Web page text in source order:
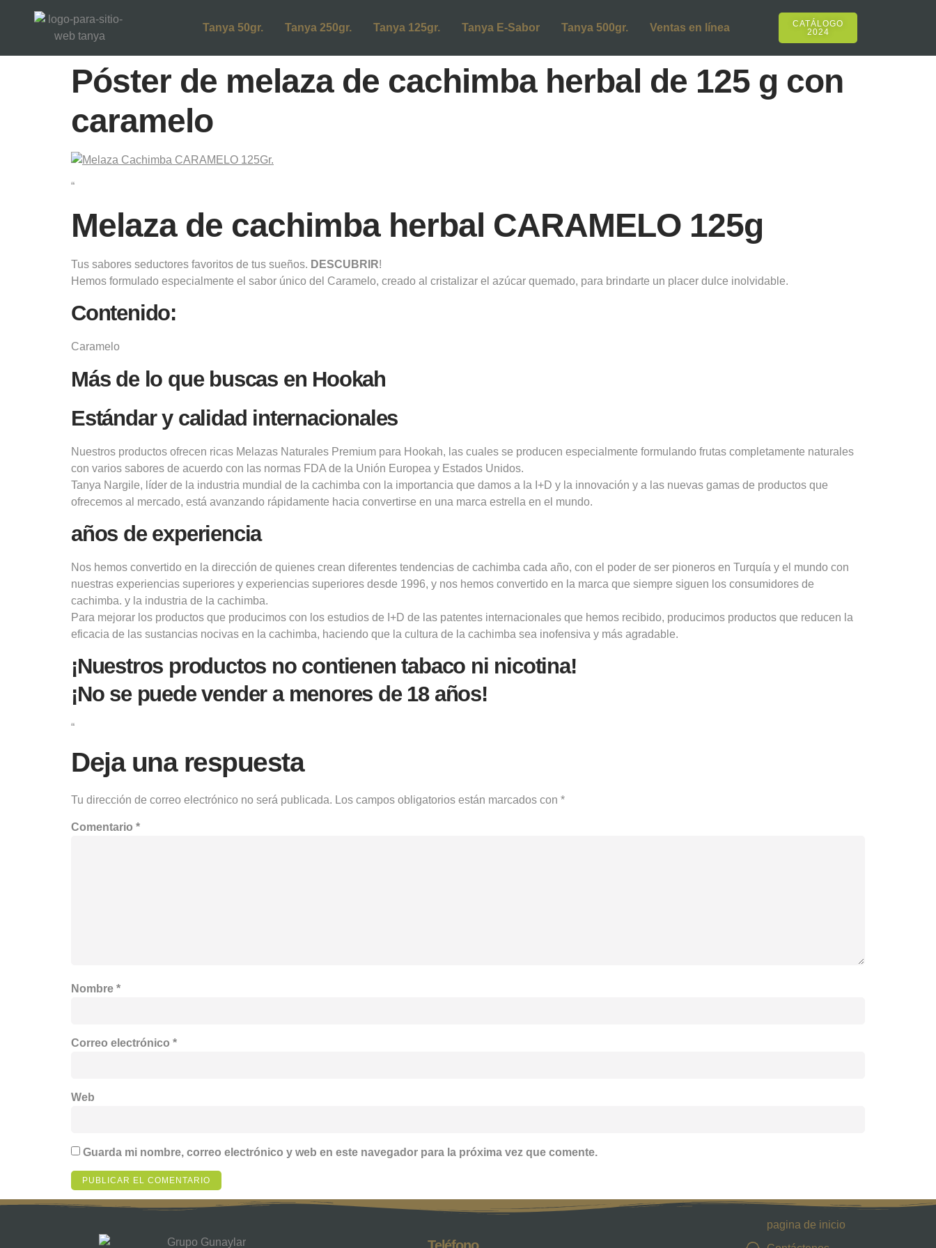
Tanya 50gr. Tanya 250gr. Tanya 125gr. Tanya E-Sabor Tanya 500gr. Ventas en línea
CATÁLOGO
2024
Póster de melaza de cachimba herbal de 125 g con
caramelo
“
Melaza de cachimba herbal CARAMELO 125g
Tus sabores seductores favoritos de tus sueños. DESCUBRIR!
Hemos formulado especialmente el sabor único del Caramelo, creado al cristalizar el azúcar quemado, para brindarte un placer dulce inolvidable.
Contenido:
Caramelo
Más de lo que buscas en Hookah
Estándar y calidad internacionales
Nuestros productos ofrecen ricas Melazas Naturales Premium para Hookah, las cuales se producen especialmente formulando frutas completamente naturales
con varios sabores de acuerdo con las normas FDA de la Unión Europea y Estados Unidos.
Tanya Nargile, líder de la industria mundial de la cachimba con la importancia que damos a la I+D y la innovación y a las nuevas gamas de productos que
ofrecemos al mercado, está avanzando rápidamente hacia convertirse en una marca estrella en el mundo.
años de experiencia
Nos hemos convertido en la dirección de quienes crean diferentes tendencias de cachimba cada año, con el poder de ser pioneros en Turquía y el mundo con
nuestras experiencias superiores y experiencias superiores desde 1996, y nos hemos convertido en la marca que siempre siguen los consumidores de
cachimba. y la industria de la cachimba.
Para mejorar los productos que producimos con los estudios de I+D de las patentes internacionales que hemos recibido, producimos productos que reducen la
eficacia de las sustancias nocivas en la cachimba, haciendo que la cultura de la cachimba sea inofensiva y más agradable.
¡Nuestros productos no contienen tabaco ni nicotina!
¡No se puede vender a menores de 18 años!
“
Deja una respuesta
Tu dirección de correo electrónico no será publicada. Los campos obligatorios están marcados con *
Comentario *
Nombre *
Correo electrónico *
Web
Guarda mi nombre, correo electrónico y web en este navegador para la próxima vez que comente.
pagina de inicio